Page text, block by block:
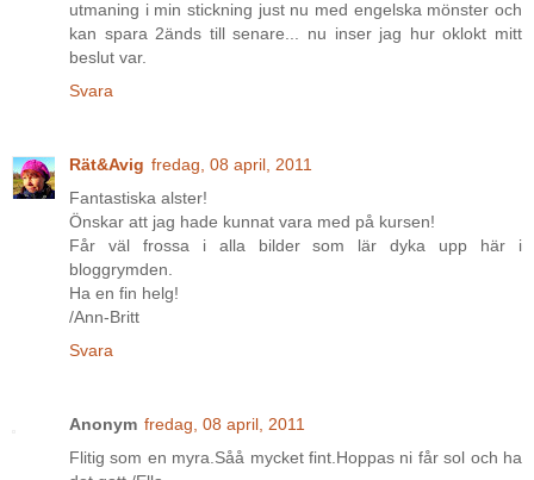
utmaning i min stickning just nu med engelska mönster och
kan spara 2änds till senare... nu inser jag hur oklokt mitt
beslut var.
Svara
Rät&Avig fredag, 08 april, 2011
Fantastiska alster!
Önskar att jag hade kunnat vara med på kursen!
Får väl frossa i alla bilder som lär dyka upp här i
bloggrymden.
Ha en fin helg!
/Ann-Britt
Svara
Anonym fredag, 08 april, 2011
Flitig som en myra.Såå mycket fint.Hoppas ni får sol och ha